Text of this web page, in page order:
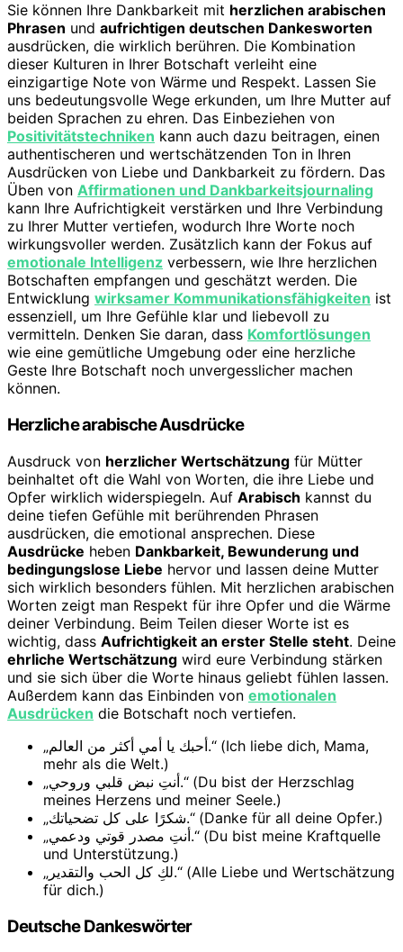
Sie können Ihre Dankbarkeit mit herzlichen arabischen
Phrasen und aufrichtigen deutschen Dankesworten
ausdrücken, die wirklich berühren. Die Kombination
dieser Kulturen in Ihrer Botschaft verleiht eine
einzigartige Note von Wärme und Respekt. Lassen Sie
uns bedeutungsvolle Wege erkunden, um Ihre Mutter auf
beiden Sprachen zu ehren. Das Einbeziehen von
Positivitätstechniken kann auch dazu beitragen, einen
authentischeren und wertschätzenden Ton in Ihren
Ausdrücken von Liebe und Dankbarkeit zu fördern. Das
Üben von Affirmationen und Dankbarkeitsjournaling
kann Ihre Aufrichtigkeit verstärken und Ihre Verbindung
zu Ihrer Mutter vertiefen, wodurch Ihre Worte noch
wirkungsvoller werden. Zusätzlich kann der Fokus auf
emotionale Intelligenz verbessern, wie Ihre herzlichen
Botschaften empfangen und geschätzt werden. Die
Entwicklung wirksamer Kommunikationsfähigkeiten ist
essenziell, um Ihre Gefühle klar und liebevoll zu
vermitteln. Denken Sie daran, dass Komfortlösungen
wie eine gemütliche Umgebung oder eine herzliche
Geste Ihre Botschaft noch unvergesslicher machen
können.
Herzliche arabische Ausdrücke
Ausdruck von herzlicher Wertschätzung für Mütter
beinhaltet oft die Wahl von Worten, die ihre Liebe und
Opfer wirklich widerspiegeln. Auf Arabisch kannst du
deine tiefen Gefühle mit berührenden Phrasen
ausdrücken, die emotional ansprechen. Diese
Ausdrücke heben Dankbarkeit, Bewunderung und
bedingungslose Liebe hervor und lassen deine Mutter
sich wirklich besonders fühlen. Mit herzlichen arabischen
Worten zeigt man Respekt für ihre Opfer und die Wärme
deiner Verbindung. Beim Teilen dieser Worte ist es
wichtig, dass Aufrichtigkeit an erster Stelle steht. Deine
ehrliche Wertschätzung wird eure Verbindung stärken
und sie sich über die Worte hinaus geliebt fühlen lassen.
Außerdem kann das Einbinden von emotionalen
Ausdrücken die Botschaft noch vertiefen.
„أحبك يا أمي أكثر من العالم.“ (Ich liebe dich, Mama,
mehr als die Welt.)
„أنتِ نبض قلبي وروحي.“ (Du bist der Herzschlag
meines Herzens und meiner Seele.)
„شكرًا على كل تضحياتك.“ (Danke für all deine Opfer.)
„أنتِ مصدر قوتي ودعمي.“ (Du bist meine Kraftquelle
und Unterstützung.)
„لكِ كل الحب والتقدير.“ (Alle Liebe und Wertschätzung
für dich.)
Deutsche Dankeswörter